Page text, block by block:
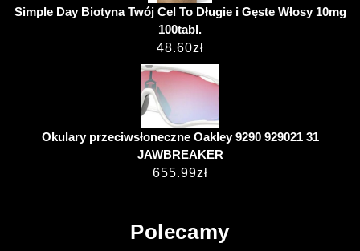
Simple Day Biotyna Twój Cel To Długie i Gęste Włosy 10mg
100tabl.
48.60zł
Okulary przeciwsłoneczne Oakley 9290 929021 31
JAWBREAKER
655.99zł
Polecamy